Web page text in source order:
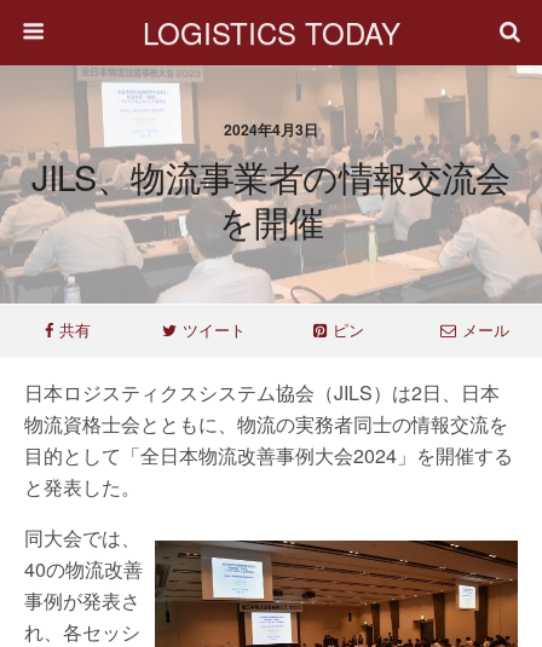
LOGISTICS TODAY
2024年4月3日
JILS、物流事業者の情報交流会
を開催
共有 ツイート ピン メール
日本ロジスティクスシステム協会（JILS）は2日、日本
物流資格士会とともに、物流の実務者同士の情報交流を
目的として「全日本物流改善事例大会2024」を開催する
と発表した。
同大会では、
40の物流改善
事例が発表さ
れ、各セッシ